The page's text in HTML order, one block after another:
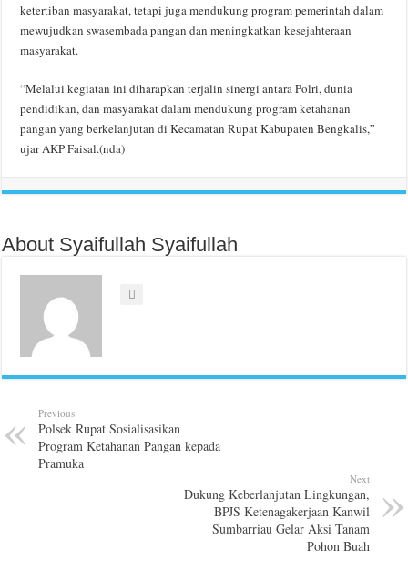
ketertiban masyarakat, tetapi juga mendukung program pemerintah dalam
mewujudkan swasembada pangan dan meningkatkan kesejahteraan
masyarakat.
“Melalui kegiatan ini diharapkan terjalin sinergi antara Polri, dunia
pendidikan, dan masyarakat dalam mendukung program ketahanan
pangan yang berkelanjutan di Kecamatan Rupat Kabupaten Bengkalis,”
ujar AKP Faisal.(nda)
About Syaifullah Syaifullah
Previous
Polsek Rupat Sosialisasikan
Program Ketahanan Pangan kepada
Pramuka
Next
Dukung Keberlanjutan Lingkungan,
BPJS Ketenagakerjaan Kanwil
Sumbarriau Gelar Aksi Tanam
Pohon Buah